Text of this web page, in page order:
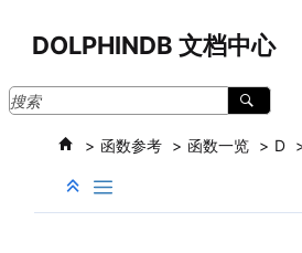
DOLPHINDB 文档中心
函数参考 函数一览 D